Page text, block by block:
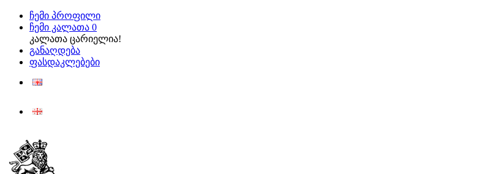
ჩემი პროფილი
ჩემი კალათა 0
კალათა ცარიელია!
განაღდება
ფასდაკლებები